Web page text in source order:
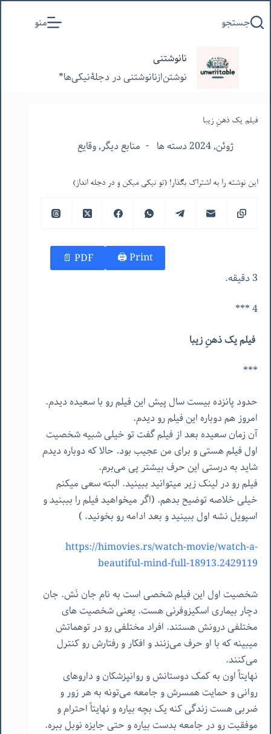
به
جستجو منو
نانوشتنی
نوشتن‌از‌نانوشتنی‌ در‌ دجلۀنیکی‌ها*
فیلم یک ذهنِ زیبا
ژوئن, 2024 دسته ها منابع دیگر,وقایع
این نوشته را به اشتراک بگذار! (تو نیکی میکن و در دجله انداز)
Print 🖨
PDF 📄
3 دقیقه.
4 ***
فیلم یک ذهنِ زیبا
***
حدود پانزده بیست سال پیش این فیلم رو با سعیده دیدم.
امروز هم دوباره این فیلم رو دیدم.
آن زمان سعیده بعد از فیلم گفت تو خیلی شبیه شخصیت
اول فیلم هستی و برای من عجیب بود. حالا که دوباره دیدم
شاید به درستی این حرف بیشتر پی می‌برم.
فیلم رو در لینک زیر میتوانید ببینید. البته سعی میکنم
خیلی خلاصه توضیح بدهم. (اگر میخواهید فیلم را بببنید و
اسپویل نشه اول ببینید و بعد ادامه رو بخونید. )
https://himovies.rs/watch-movie/watch-a-
beautiful-mind-full-18913.2429119
شخصیت اول این فیلم شخصی است به نام جان نَش. جان
دچار بیماری اسکیزوفرنی هست. یعنی شخصیت های
مختلفی درونش هستند. افراد مختلفی رو در توهماتش
میبینه که با او حرف می‌زنند و افکار و رفتارش رو کنترل
می‌کنند.
نهایتاً اون به کمک دوستانش و روانپزشکان و داروهای
روانی و حمایت همسرش و جامعه می‌تونه به هر زور و
ضربی هست زندگی کنه یک بچه بیاره و نهایتاً احترام و
موفقیت رو در جامعه بدست بیاره و حتی جایزه نوبل ببره.